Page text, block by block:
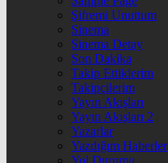
Şifremi Unuttum
Sinema
Sinema Detay
Son Dakika
Takip Ettiklerim
Takipçilerim
Yayın Akışları
Yayın Akışları 2
Yazarlar
Yazdığım Haberler